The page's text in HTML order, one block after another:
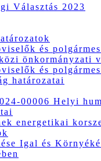
Választás 2023
és
önkormányzati
és
határozatai
00006 Helyi
energetikai
Igal és